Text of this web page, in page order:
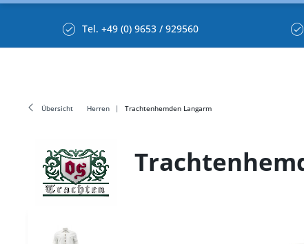
Tel. +49 (0) 9653 / 929560
Übersicht Herren Trachtenhemden Langarm